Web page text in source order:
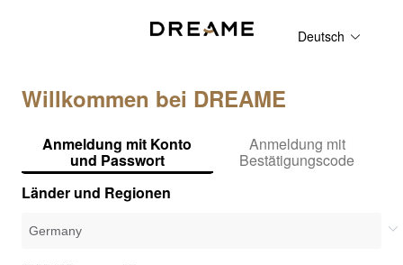
Deutsch
Willkommen bei DREAME
Anmeldung mit Konto
und Passwort
Anmeldung mit
Bestätigungscode
Länder und Regionen